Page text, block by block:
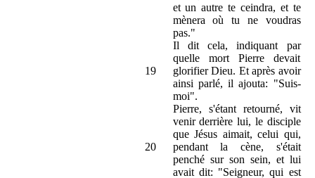
et un autre te ceindra, et te
mènera où tu ne voudras
pas."
19
Il dit cela, indiquant par
quelle mort Pierre devait
glorifier Dieu. Et après avoir
ainsi parlé, il ajouta: "Suis-
moi".
20
Pierre, s'étant retourné, vit
venir derrière lui, le disciple
que Jésus aimait, celui qui,
pendant la cène, s'était
penché sur son sein, et lui
avait dit: "Seigneur, qui est